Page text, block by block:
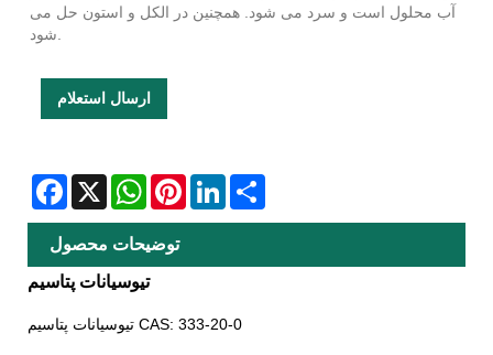
آب محلول است و سرد می شود. همچنین در الکل و استون حل می
ارسال استعلام
Facebook
X WhatsAppPinterestLinkedIn
توضیحات محصول
تیوسیانات پتاسیم
تیوسیانات پتاسیم CAS: 333-20-0